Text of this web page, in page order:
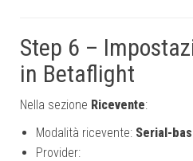
Step 6 –
in Betaflight
Nella sezione Ricevente:
Modalità ricevente: Serial-
Provider: